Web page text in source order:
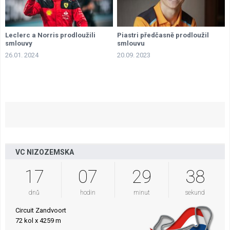
Leclerc a Norris prodloužili
smlouvy
26.01. 2024
Piastri předčasně prodloužil
smlouvu
20.09. 2023
VC NIZOZEMSKA
17
dnů
07
hodin
29
minut
37
sekund
Circuit Zandvoort
72 kol x 4259 m